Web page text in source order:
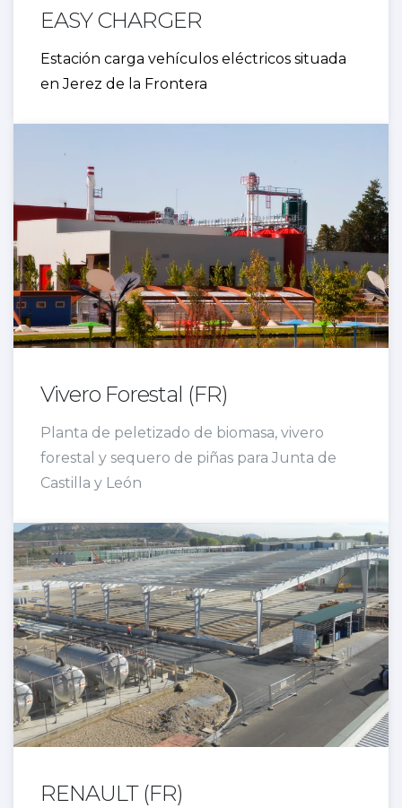
EASY CHARGER
Estación carga vehículos eléctricos situada
en Jerez de la Frontera
Vivero Forestal (FR)
Planta de peletizado de biomasa, vivero
forestal y sequero de piñas para Junta de
Castilla y León
RENAULT (FR)